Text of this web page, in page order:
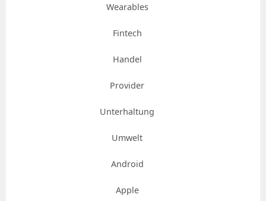
Wearables
Fintech
Handel
Provider
Unterhaltung
Umwelt
Android
Apple